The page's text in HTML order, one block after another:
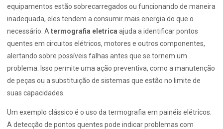
equipamentos estão sobrecarregados ou funcionando de maneira
inadequada, eles tendem a consumir mais energia do que o
necessário. A termografia eletrica ajuda a identificar pontos
quentes em circuitos elétricos, motores e outros componentes,
alertando sobre possíveis falhas antes que se tornem um
problema. Isso permite uma ação preventiva, como a manutenção
de peças ou a substituição de sistemas que estão no limite de
suas capacidades.
Um exemplo clássico é o uso da termografia em painéis elétricos.
A detecção de pontos quentes pode indicar problemas com